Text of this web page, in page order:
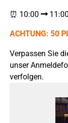
⏰ 10:00 11:00
ACHTUNG: 50
Verpassen Sie
unser
verfolgen.